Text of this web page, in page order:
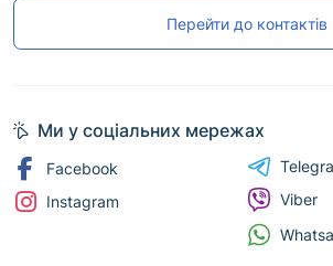
Перейти до контактів
Ми у соціальних мережах
Facebook
Instagram
Viber